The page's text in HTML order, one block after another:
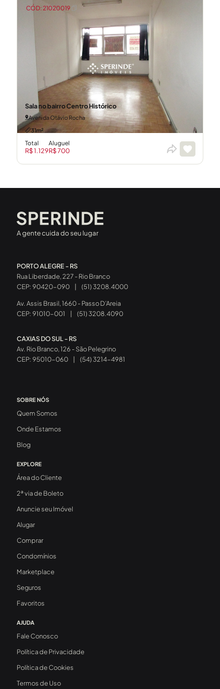
Sala no bairro Centro Histórico
Avenida Otávio Rocha
31m²
Total
R$ 1.129
Aluguel
R$ 700
CÓD: 21020019
A gente cuida do seu lugar
PORTO ALEGRE - RS
Rua Liberdade, 227 - Rio Branco
CEP: 90420-090
(51) 3208.4000
Av. Assis Brasil, 1660 - Passo D’Areia
CEP: 91010-001
(51) 3208.4090
CAXIAS DO SUL - RS
Av. Rio Branco, 126 - São Pelegrino
CEP: 95010-060
(54) 3214-4981
SOBRE NÓS
Quem Somos
Onde Estamos
Blog
EXPLORE
Área do Cliente
2ª via de Boleto
Anuncie seu Imóvel
Alugar
Comprar
Condomínios
Marketplace
Seguros
Favoritos
AJUDA
Fale Conosco
Política de Privacidade
Política de Cookies
Termos de Uso